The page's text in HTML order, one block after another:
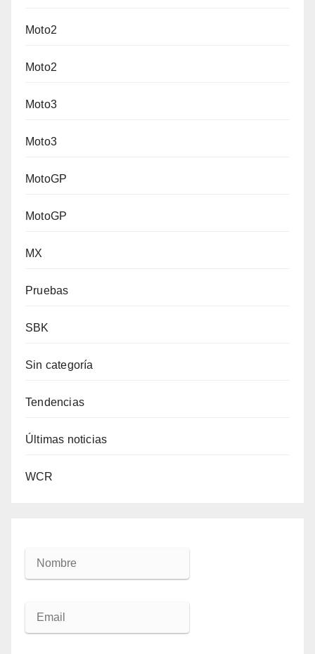
Moto2
Moto2
Moto3
Moto3
MotoGP
MotoGP
MX
Pruebas
SBK
Sin categoría
Tendencias
Últimas noticias
WCR